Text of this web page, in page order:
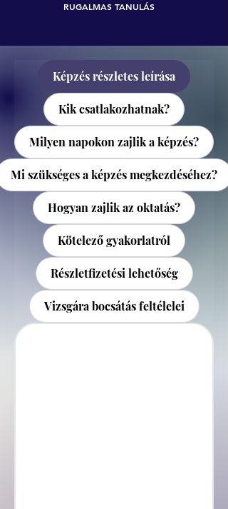
RUGALMAS TANULÁS
Képzés részletes leírása
Kik csatlakozhatnak?
Milyen napokon zajlik a képzés?
Mi szükséges a képzés megkezdéséhez?
Hogyan zajlik az oktatás?
Kötelező gyakorlatról
Részletfizetési lehetőség
Vizsgára bocsátás feltélelei